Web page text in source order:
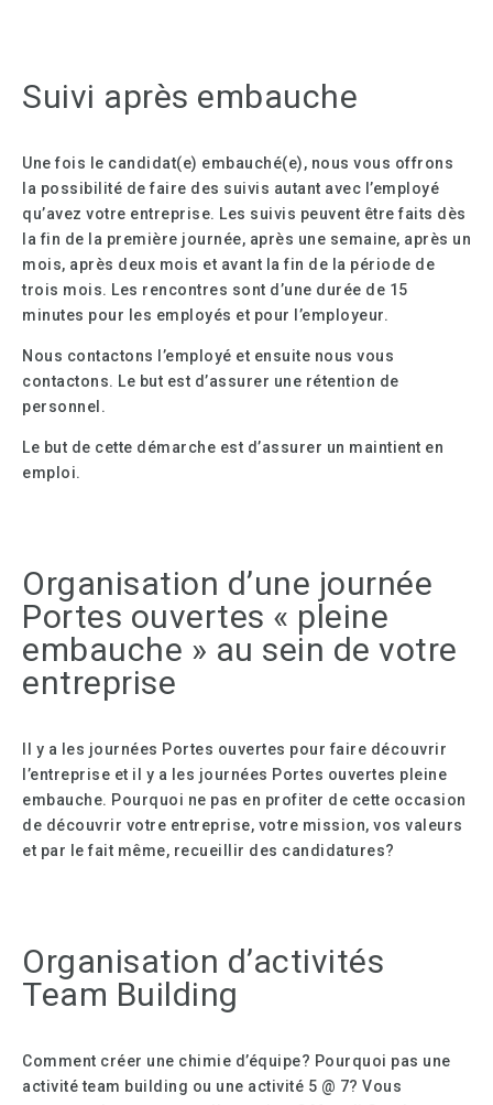
Suivi après embauche
Une fois le candidat(e) embauché(e), nous vous offrons
la possibilité de faire des suivis autant avec l’employé
qu’avez votre entreprise. Les suivis peuvent être faits dès
la fin de la première journée, après une semaine, après un
mois, après deux mois et avant la fin de la période de
trois mois. Les rencontres sont d’une durée de 15
minutes pour les employés et pour l’employeur.
Nous contactons l’employé et ensuite nous vous
contactons. Le but est d’assurer une rétention de
personnel.
Le but de cette démarche est d’assurer un maintient en
emploi.
Organisation d’une journée
Portes ouvertes « pleine
embauche » au sein de votre
entreprise
Il y a les journées Portes ouvertes pour faire découvrir
l’entreprise et il y a les journées Portes ouvertes pleine
embauche. Pourquoi ne pas en profiter de cette occasion
de découvrir votre entreprise, votre mission, vos valeurs
et par le fait même, recueillir des candidatures?
Organisation d’activités
Team Building
Comment créer une chimie d’équipe? Pourquoi pas une
activité team building ou une activité 5 @ 7? Vous